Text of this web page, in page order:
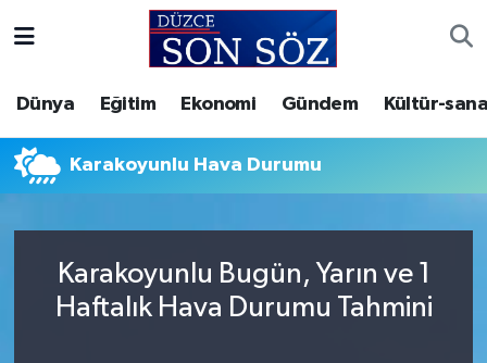
Dünya Eğitim Ekonomi Gündem Kültür-
Karakoyunlu Hava Durumu
Karakoyunlu Bugün, Yarın ve 1
Haftalık Hava Durumu Tahmini
Gizlilik Sözleşmesi
İletişim
Video Galeri
Akçakoca Hava Durumu
Akçakoca Trafik Yoğunluk Haritası
Tüm Manşetler